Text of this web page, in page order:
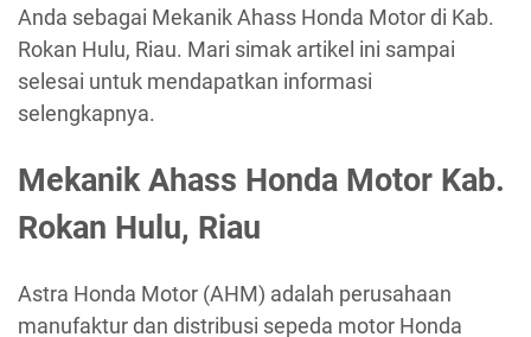
Anda sebagai Mekanik Ahass Honda Motor di Kab.
Rokan Hulu, Riau. Mari simak artikel ini sampai
selesai untuk mendapatkan informasi
selengkapnya.
Mekanik Ahass Honda Motor Kab.
Rokan Hulu, Riau
Astra Honda Motor (AHM) adalah perusahaan
manufaktur dan distribusi sepeda motor Honda